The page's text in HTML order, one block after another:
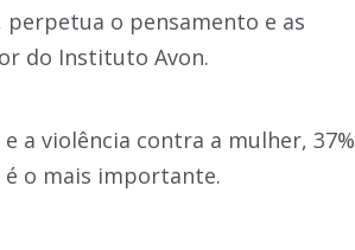
perpetua o pensamento e as
do Instituto Avon.
a violência contra a mulher, 37%
o mais importante.